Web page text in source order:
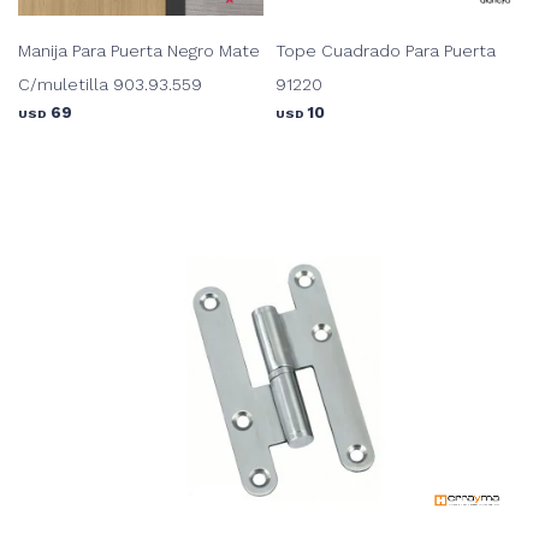
Manija Para Puerta Negro Mate
C/muletilla 903.93.559
USD 69
Tope Cuadrado Para Puerta
91220
USD 10